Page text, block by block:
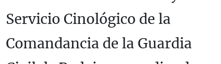
Servicio Cinológico de la
Comandancia de la Guardia